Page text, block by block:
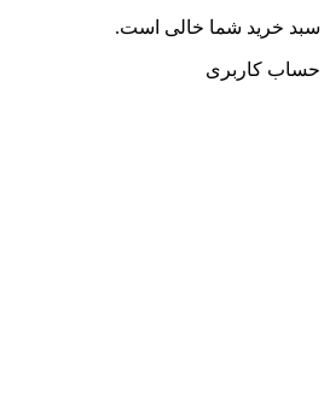
سبد خرید شما خالی است.
حساب کاربری